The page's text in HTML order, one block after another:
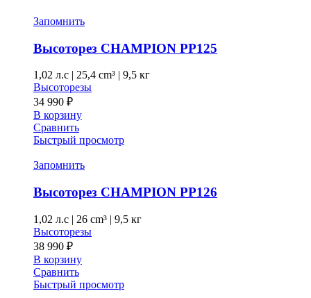
Запомнить
Высоторез CHAMPION PP125
1,02 л.с | 25,4 cm³ | 9,5 кг
Высоторезы
34 990 ₽
В корзину
Сравнить
Быстрый просмотр
Запомнить
Высоторез CHAMPION PP126
1,02 л.с | 26 cm³ | 9,5 кг
Высоторезы
38 990 ₽
В корзину
Сравнить
Быстрый просмотр